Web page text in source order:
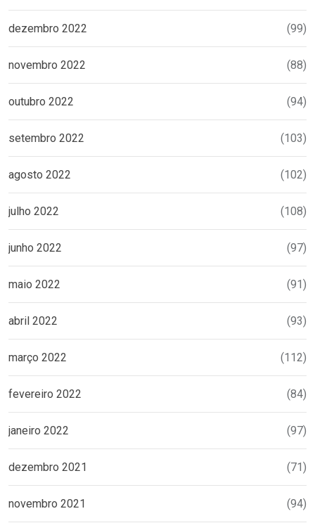
dezembro 2022 (99)
novembro 2022 (88)
outubro 2022 (94)
setembro 2022 (103)
agosto 2022 (102)
julho 2022 (108)
junho 2022 (97)
maio 2022 (91)
abril 2022 (93)
março 2022 (112)
fevereiro 2022 (84)
janeiro 2022 (97)
dezembro 2021 (71)
novembro 2021 (94)